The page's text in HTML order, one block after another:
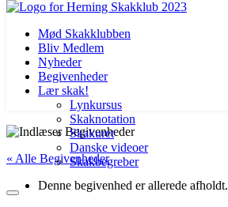
Videre
indhold
Mød Skakklubben
Bliv Medlem
Nyheder
Begivenheder
Lær skak!
Lynkursus
Skaknotation
Skakuret
Danske videoer
Skakbegreber
« Alle Begivenheder
Denne begivenhed er allerede afholdt.